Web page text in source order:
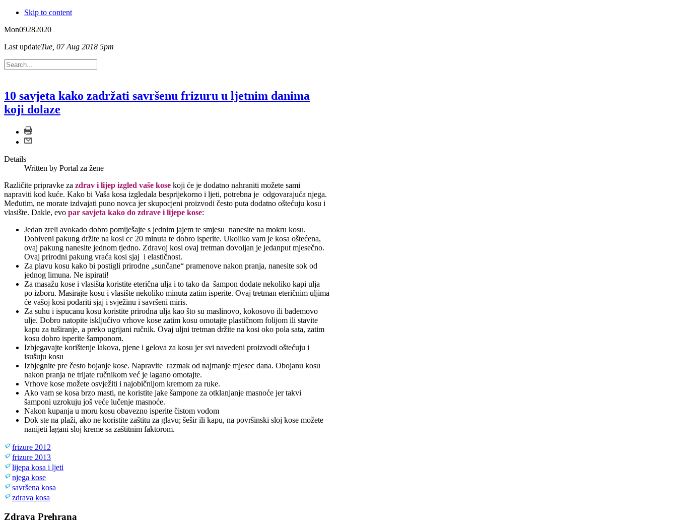
Skip to content
Mon09282020
Last updateTue, 07 Aug 2018 5pm
10 savjeta kako zadržati savršenu frizuru u ljetnim danima
koji dolaze
Details
Written by Portal za žene
Različite pripravke za zdrav i lijep izgled vaše kose koji će je dodatno nahraniti možete sami
napraviti kod kuće. Kako bi Vaša kosa izgledala besprijekorno i ljeti, potrebna je odgovarajuća njega.
Međutim, ne morate izdvajati puno novca jer skupocjeni proizvodi često puta dodatno oštećuju kosu i
vlasište. Dakle, evo par savjeta kako do zdrave i lijepe kose:
Jedan zreli avokado dobro pomiješajte s jednim jajem te smjesu nanesite na mokru kosu.
Dobiveni pakung držite na kosi cc 20 minuta te dobro isperite. Ukoliko vam je kosa oštećena,
ovaj pakung nanesite jednom tjedno. Zdravoj kosi ovaj tretman dovoljan je jedanput mjesečno.
Ovaj prirodni pakung vraća kosi sjaj i elastičnost.
Za plavu kosu kako bi postigli prirodne „sunčane“ pramenove nakon pranja, nanesite sok od
jednog limuna. Ne ispirati!
Za masažu kose i vlasišta koristite eterična ulja i to tako da šampon dodate nekoliko kapi ulja
po izboru. Masirajte kosu i vlasište nekoliko minuta zatim isperite. Ovaj tretman eteričnim uljima
će vašoj kosi podariti sjaj i svježinu i savršeni miris.
Za suhu i ispucanu kosu koristite prirodna ulja kao što su maslinovo, kokosovo ili bademovo
ulje. Dobro natopite isključivo vrhove kose zatim kosu omotajte plastičnom folijom ili stavite
kapu za tuširanje, a preko ugrijani ručnik. Ovaj uljni tretman držite na kosi oko pola sata, zatim
kosu dobro isperite šamponom.
Izbjegavajte korištenje lakova, pjene i gelova za kosu jer svi navedeni proizvodi oštećuju i
isušuju kosu
Izbjegnite pre često bojanje kose. Napravite razmak od najmanje mjesec dana. Obojanu kosu
nakon pranja ne trljate ručnikom već je lagano omotajte.
Vrhove kose možete osvježiti i najobičnijom kremom za ruke.
Ako vam se kosa brzo masti, ne koristite jake šampone za otklanjanje masnoće jer takvi
šamponi uzrokuju još veće lučenje masnoće.
Nakon kupanja u moru kosu obavezno isperite čistom vodom
Dok ste na plaži, ako ne koristite zaštitu za glavu; šešir ili kapu, na površinski sloj kose možete
nanijeti lagani sloj kreme sa zaštitnim faktorom.
frizure 2012
frizure 2013
lijepa kosa i ljeti
njega kose
savršena kosa
zdrava kosa
Zdrava Prehrana